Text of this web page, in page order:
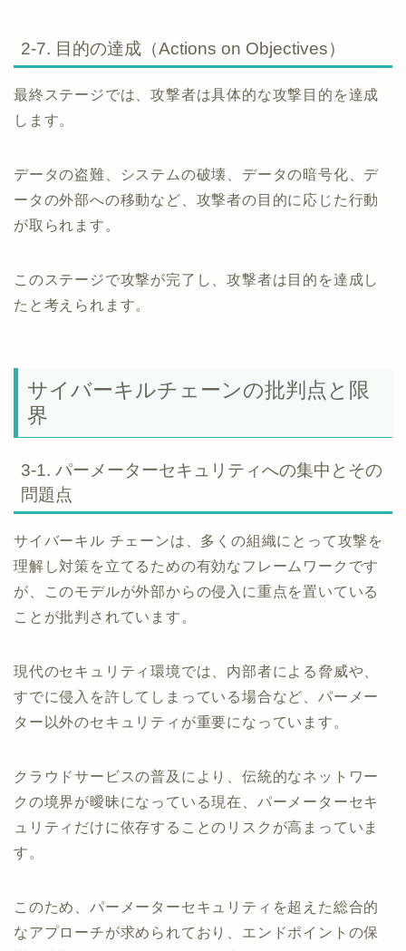
2-7. 目的の達成（Actions on Objectives）
最終ステージでは、攻撃者は具体的な攻撃目的を達成
します。
データの盗難、システムの破壊、データの暗号化、デ
ータの外部への移動など、攻撃者の目的に応じた行動
が取られます。
このステージで攻撃が完了し、攻撃者は目的を達成し
たと考えられます。
サイバーキルチェーンの批判点と限
界
3-1. パーメーターセキュリティへの集中とその
問題点
サイバーキル チェーンは、多くの組織にとって攻撃を
理解し対策を立てるための有効なフレームワークです
が、このモデルが外部からの侵入に重点を置いている
ことが批判されています。
現代のセキュリティ環境では、内部者による脅威や、
すでに侵入を許してしまっている場合など、パーメー
ター以外のセキュリティが重要になっています。
クラウドサービスの普及により、伝統的なネットワー
クの境界が曖昧になっている現在、パーメーターセキ
ュリティだけに依存することのリスクが高まっていま
す。
このため、パーメーターセキュリティを超えた総合的
なアプローチが求められており、エンドポイントの保